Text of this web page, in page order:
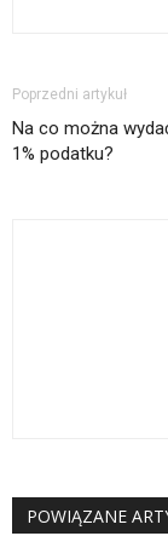
Poprzedni artykuł
Na co można
1% podatku?
POWIĄZANE